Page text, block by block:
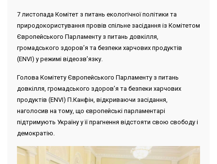
7 листопада Комітет з питань екологічної політики та
природокористування провів спільне засідання із Комітетом
Європейського Парламенту з питань довкілля,
громадського здоров’я та безпеки харчових продуктів
(ENVI) у режимі відеозв’язку.
Голова Комітету Європейського Парламенту з питань
довкілля, громадського здоров’я та безпеки харчових
продуктів (ENVI) П.Канфін, відкриваючи засідання,
наголосив на тому, що європейські парламентарі
підтримують Україну у її прагнення відстояти свою свободу і
демократію.